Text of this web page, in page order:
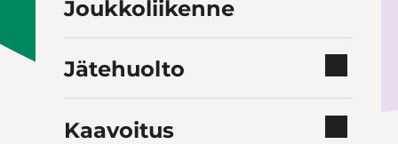
Joukkoliikenne
Jätehuolto
Kaavoitus